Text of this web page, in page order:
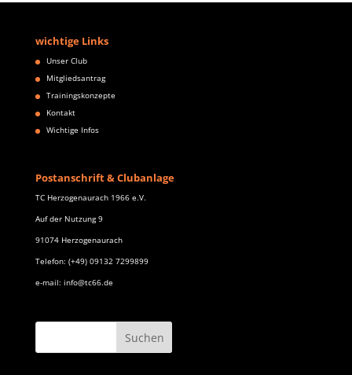
wichtige Links
Unser Club
Mitgliedsantrag
Trainingskonzepte
Kontakt
Wichtige Infos
Postanschrift & Clubanlage
TC Herzogenaurach 1966 e.V.
Auf der Nutzung 9
91074 Herzogenaurach
Telefon: (+49) 09132 7299899
e-mail: info@tc66.de